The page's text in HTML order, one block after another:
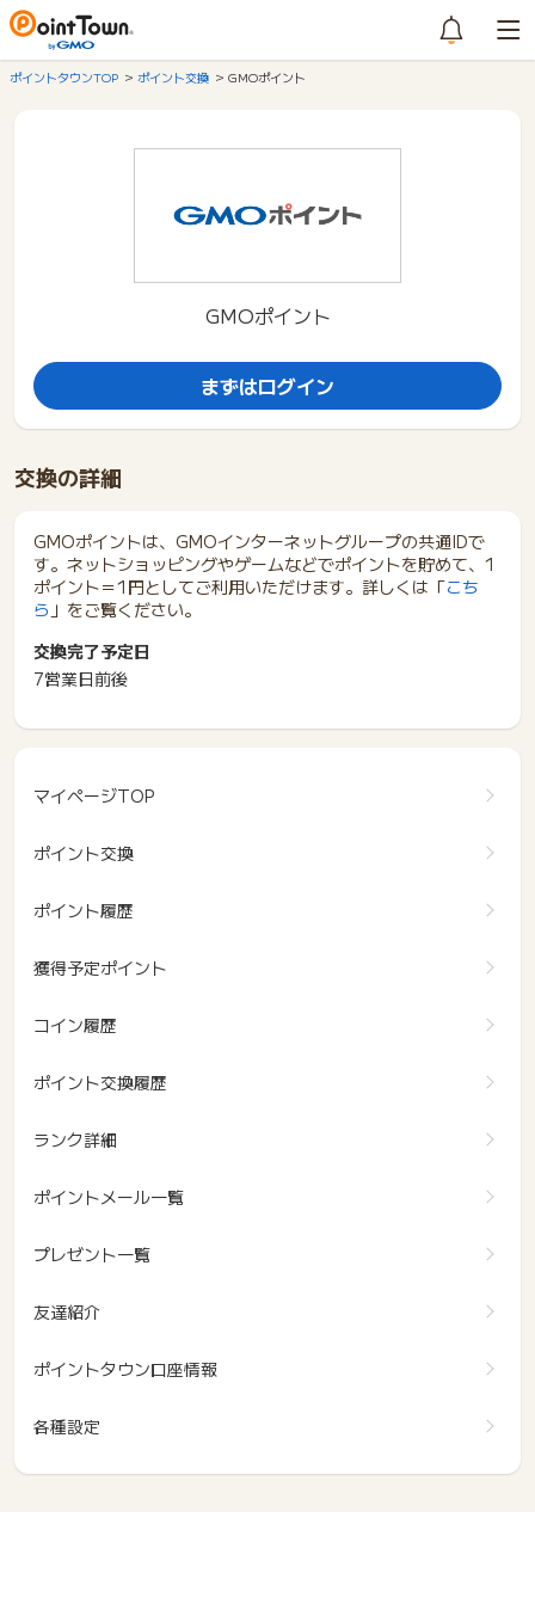
ポイントタウンTOP ポイント交換 GMOポイント
GMOポイント
まずはログイン
交換の詳細
GMOポイントは、GMOインターネットグループの共通IDで
す。ネットショッピングやゲームなどでポイントを貯めて、1
ポイント＝1円としてご利用いただけます。詳しくは「こち
ら 」をご覧ください。
交換完了予定日
7営業日前後
マイページTOP
ポイント交換
ポイント履歴
獲得予定ポイント
コイン履歴
ポイント交換履歴
ランク詳細
ポイントメール一覧
プレゼント一覧
友達紹介
ポイントタウン口座情報
各種設定